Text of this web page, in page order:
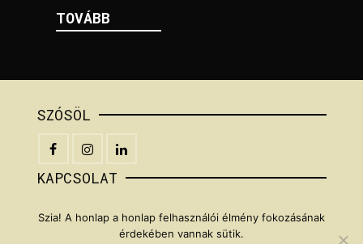
TOVÁBB
SZÓSÖL
KAPCSOLAT
braunbarna[kukac]gmail[pont]com
Szia! A honlap a honlap felhasználói élmény fokozásának
érdekében vannak sütik.